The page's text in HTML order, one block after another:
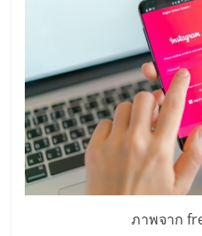
บริการ
พัฒนา
ระบบ
แฟ
รน
ไชส์"
ภาพจาก